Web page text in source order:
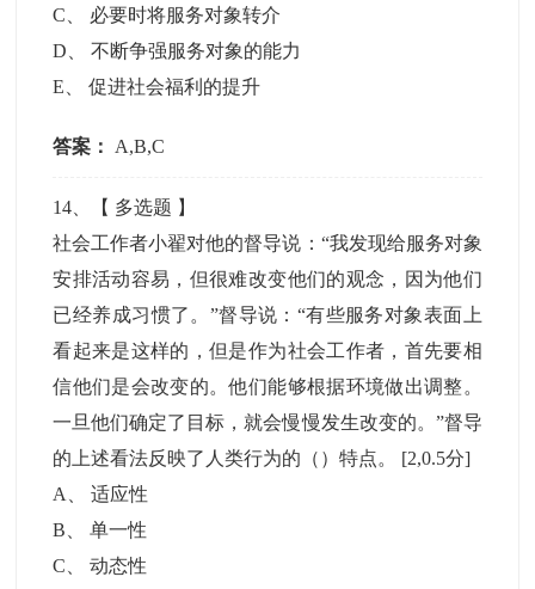
C
必要时将服务对象转介
D 、不断争强服务对象的能力
E 、促进社会福利的提升
答案： A,B,C
14 、【 多选题 】
社会工作者小翟对他的督导说：“我发现给服务对象
安排活动容易，但很难改变他们的观念，因为他们
已经养成习惯了。”督导说：“有些服务对象表面上
看起来是这样的，但是作为社会工作者，首先要相
信他们是会改变的。他们能够根据环境做出调整。
一旦他们确定了目标，就会慢慢发生改变的。”督导
的上述看法反映了人类行为的（）特点。 [2,0.5分]
A
、适应性
B 、单一性
C 、动态性